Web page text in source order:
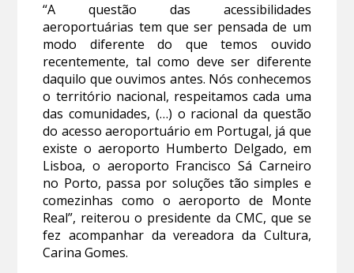
“A questão das acessibilidades
aeroportuárias tem que ser pensada de um
modo diferente do que temos ouvido
recentemente, tal como deve ser diferente
daquilo que ouvimos antes. Nós conhecemos
o território nacional, respeitamos cada uma
das comunidades, (…) o racional da questão
do acesso aeroportuário em Portugal, já que
existe o aeroporto Humberto Delgado, em
Lisboa, o aeroporto Francisco Sá Carneiro
no Porto, passa por soluções tão simples e
comezinhas como o aeroporto de Monte
Real”, reiterou o presidente da CMC, que se
fez acompanhar da vereadora da Cultura,
Carina Gomes.